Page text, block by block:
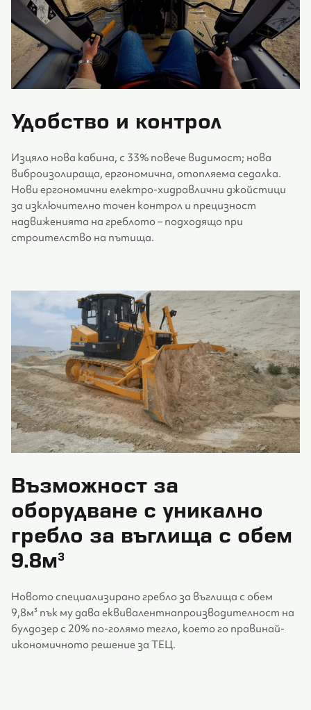
Удобство и контрол
Изцяло нова кабина, с 33% повече видимост; нова
виброизолираща, ергономична, отопляема седалка.
Нови ергономични електро-хидравлични джойстици
за изключително точен контрол и прецизност
надвиженията на греблото – подходящо при
строителство на пътища.
Възможност за
оборудване с уникално
гребло за въглища с обем
9.8м³
Новото специализирано гребло за въглища с обем
9,8м³ пък му дава еквивалентнапроизводителност на
булдозер с 20% по-голямо тегло, което го правинай-
икономичното решение за ТЕЦ.